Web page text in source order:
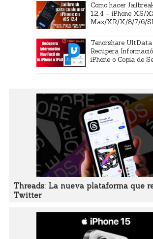
Como hacer
12.4 – iPhone XS/
Max/XR/X/8/7/6/
Tenorshare UltData
Recupera
iPhone o Copia de
Threads: La nueva plataforma que
Twitter